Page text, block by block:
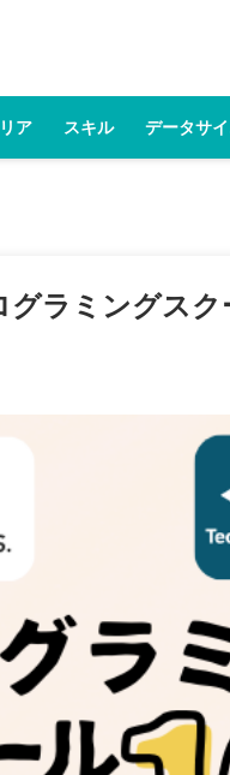
ア スキル データサ
ラミングスク